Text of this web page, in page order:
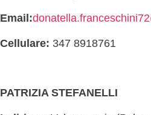
Email:
Cellulare: 347 8918761
PATRIZIA STEFANELLI